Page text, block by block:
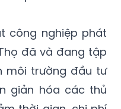
công nghiệp phát
đã và đang tập
môi trường đầu tư
giản hóa các thủ